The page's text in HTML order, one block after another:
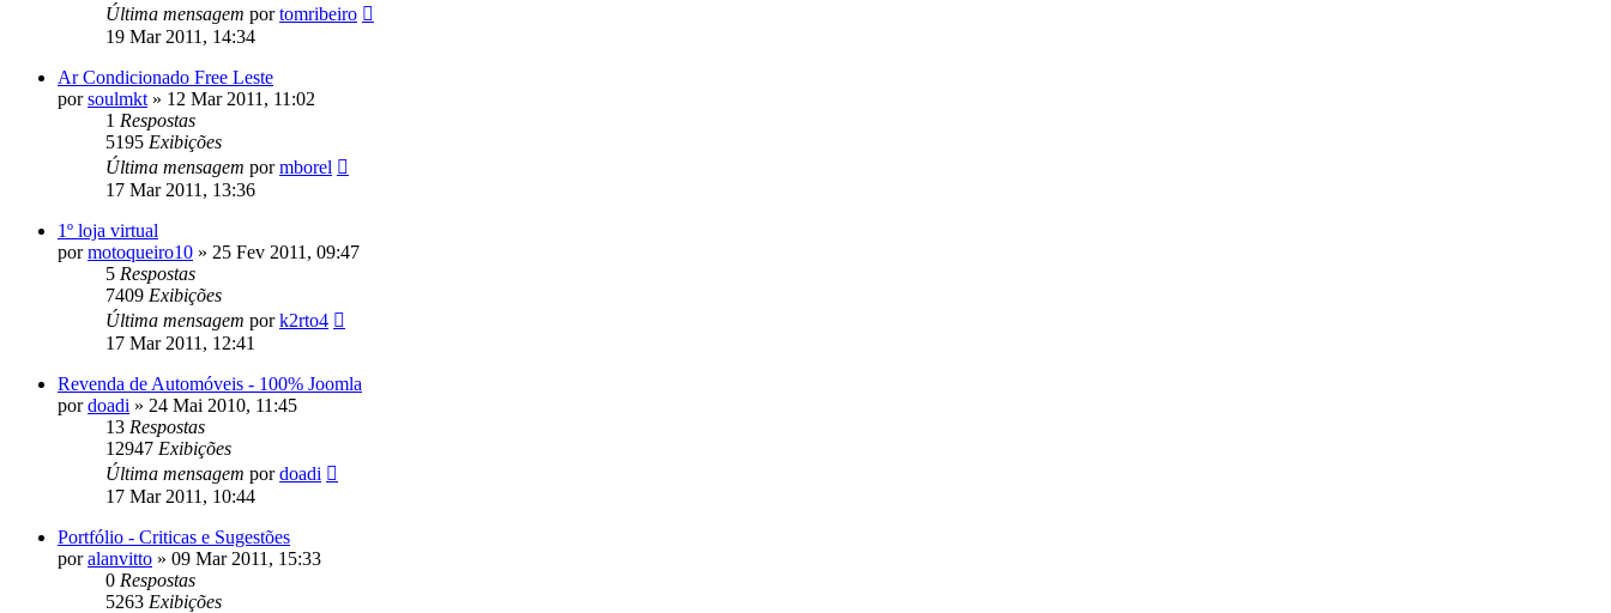
Última mensagem portomribeiro
19 Mar 2011, 14:34
Ar Condicionado Free Leste
porsoulmkt » 12 Mar 2011, 11:02
1 Respostas
5195 Exibições
Última mensagem pormborel
17 Mar 2011, 13:36
1º loja virtual
pormotoqueiro10 » 25 Fev 2011, 09:47
5 Respostas
7409 Exibições
Última mensagem pork2rto4
17 Mar 2011, 12:41
Revenda de Automóveis - 100% Joomla
pordoadi » 24 Mai 2010, 11:45
13 Respostas
12947 Exibições
Última mensagem pordoadi
17 Mar 2011, 10:44
Portfólio - Criticas e Sugestões
poralanvitto » 09 Mar 2011, 15:33
0 Respostas
5263 Exibições